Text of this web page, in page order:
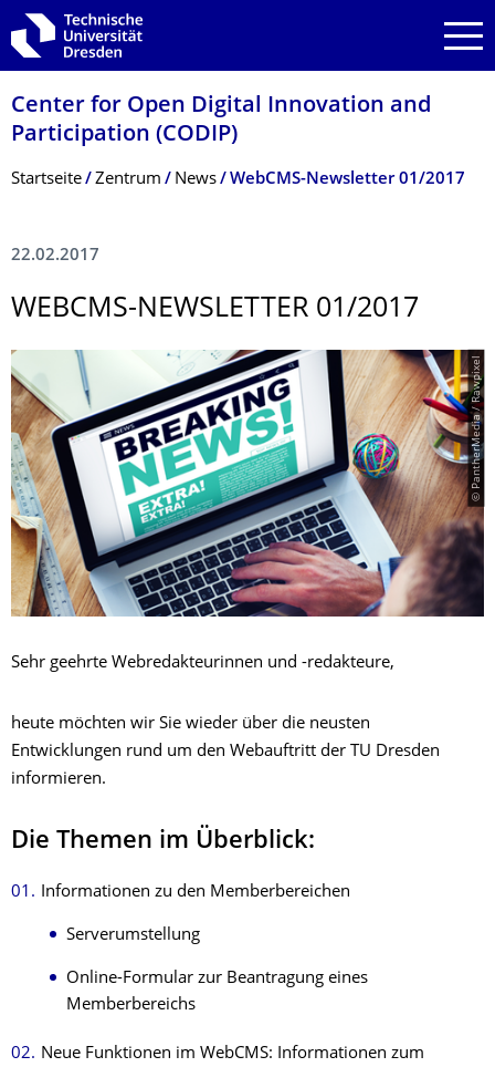
Zur Hauptnavigation springen
Zur Suche springen
Zum Inhalt springen
Center for Open Digital Innovation and
Participation (CODIP)
Breadcrumb-Menü
Startseite Zentrum News WebCMS-Newsletter 01/2017
22.02.2017
WEBCMS-NEWSLETTER 01/2017
© PantherMedia / Rawpixel
Sehr geehrte Webredakteurinnen und -redakteure,
heute möchten wir Sie wieder über die neusten
Entwicklungen rund um den Webauftritt der TU Dresden
informieren.
Die Themen im Überblick:
Informationen zu den Memberbereichen
Serverumstellung
Online-Formular zur Beantragung eines
Memberbereichs
Neue Funktionen im WebCMS: Informationen zum